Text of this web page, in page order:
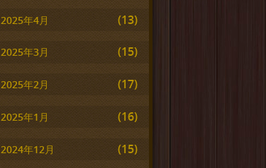
2025年4月 (13)
2025年3月 (15)
2025年2月 (17)
2025年1月 (16)
2024年12月 (15)